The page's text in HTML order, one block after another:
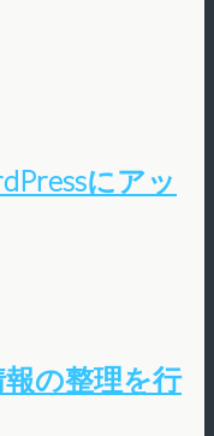
にアッ
の整理を行